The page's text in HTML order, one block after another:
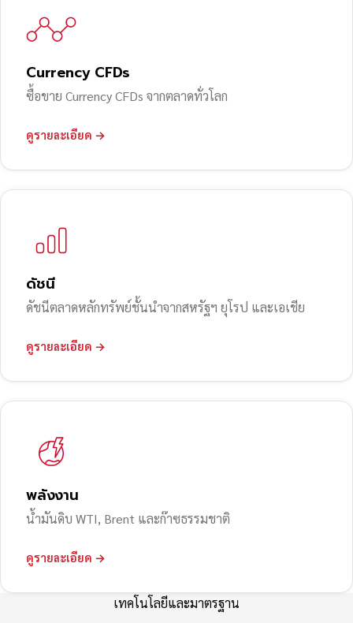
Currency CFDs
ซื้อขาย Currency CFDs จากตลาดทั่วโลก
ดูรายละเอียด →
ดัชนี
ดัชนีตลาดหลักทรัพย์ชั้นนำจากสหรัฐฯ ยุโรป และเอเชีย
ดูรายละเอียด →
พลังงาน
น้ำมันดิบ WTI, Brent และก๊าซธรรมชาติ
ดูรายละเอียด →
เทคโนโลยีและมาตรฐาน